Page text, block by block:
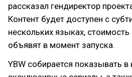
рассказал гендиректор
Контент будет доступен с
нескольких языках,
объявят в момент запуска.
YBW собирается показывать в